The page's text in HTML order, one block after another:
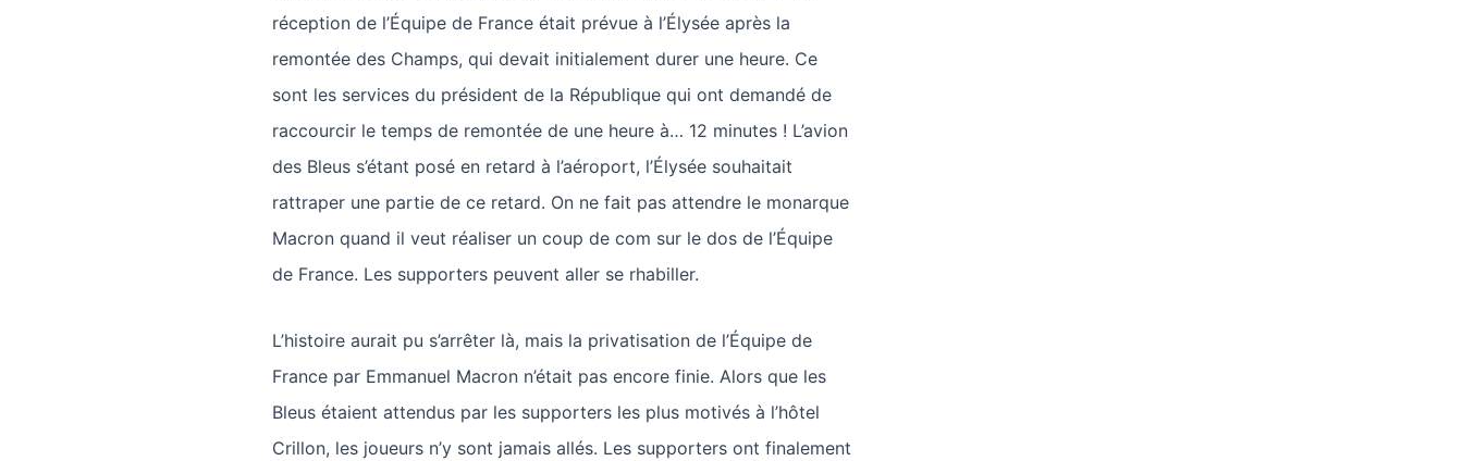
réception de l’Équipe de France était prévue à l’Élysée après la
remontée des Champs, qui devait initialement durer une heure. Ce
sont les services du président de la République qui ont demandé de
raccourcir le temps de remontée de une heure à… 12 minutes ! L’avion
des Bleus s’étant posé en retard à l’aéroport, l’Élysée souhaitait
rattraper une partie de ce retard. On ne fait pas attendre le monarque
Macron quand il veut réaliser un coup de com sur le dos de l’Équipe
de France. Les supporters peuvent aller se rhabiller.
L’histoire aurait pu s’arrêter là, mais la privatisation de l’Équipe de
France par Emmanuel Macron n’était pas encore finie. Alors que les
Bleus étaient attendus par les supporters les plus motivés à l’hôtel
Crillon, les joueurs n’y sont jamais allés. Les supporters ont finalement